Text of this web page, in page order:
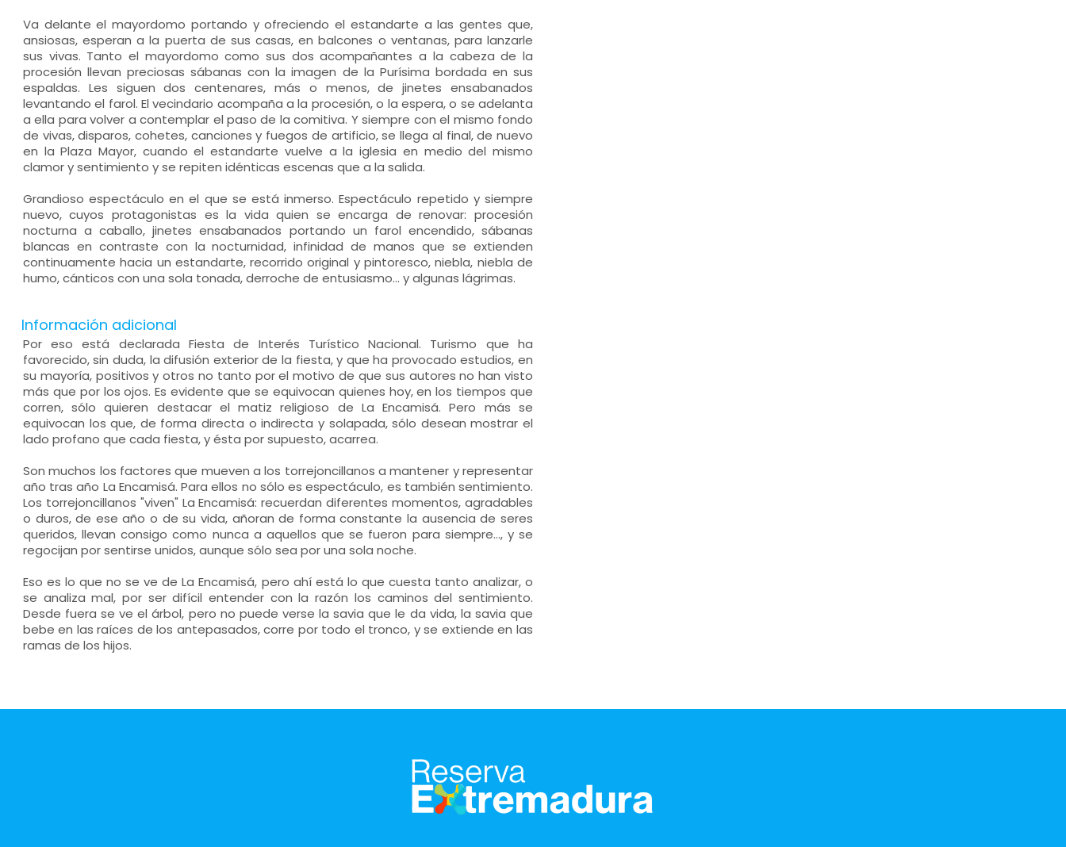
Va delante el mayordomo portando y ofreciendo el estandarte a las gentes que,
ansiosas, esperan a la puerta de sus casas, en balcones o ventanas, para lanzarle
sus vivas. Tanto el mayordomo como sus dos acompañantes a la cabeza de la
procesión llevan preciosas sábanas con la imagen de la Purísima bordada en sus
espaldas. Les siguen dos centenares, más o menos, de jinetes ensabanados
levantando el farol. El vecindario acompaña a la procesión, o la espera, o se adelanta
a ella para volver a contemplar el paso de la comitiva. Y siempre con el mismo fondo
de vivas, disparos, cohetes, canciones y fuegos de artificio, se llega al final, de nuevo
en la Plaza Mayor, cuando el estandarte vuelve a la iglesia en medio del mismo
clamor y sentimiento y se repiten idénticas escenas que a la salida.
Grandioso espectáculo en el que se está inmerso. Espectáculo repetido y siempre
nuevo, cuyos protagonistas es la vida quien se encarga de renovar: procesión
nocturna a caballo, jinetes ensabanados portando un farol encendido, sábanas
blancas en contraste con la nocturnidad, infinidad de manos que se extienden
continuamente hacia un estandarte, recorrido original y pintoresco, niebla, niebla de
humo, cánticos con una sola tonada, derroche de entusiasmo... y algunas lágrimas.
Información adicional
Por eso está declarada Fiesta de Interés Turístico Nacional. Turismo que ha
favorecido, sin duda, la difusión exterior de la fiesta, y que ha provocado estudios, en
su mayoría, positivos y otros no tanto por el motivo de que sus autores no han visto
más que por los ojos. Es evidente que se equivocan quienes hoy, en los tiempos que
corren, sólo quieren destacar el matiz religioso de La Encamisá. Pero más se
equivocan los que, de forma directa o indirecta y solapada, sólo desean mostrar el
lado profano que cada fiesta, y ésta por supuesto, acarrea.
Son muchos los factores que mueven a los torrejoncillanos a mantener y representar
año tras año La Encamisá. Para ellos no sólo es espectáculo, es también sentimiento.
Los torrejoncillanos "viven" La Encamisá: recuerdan diferentes momentos, agradables
o duros, de ese año o de su vida, añoran de forma constante la ausencia de seres
queridos, llevan consigo como nunca a aquellos que se fueron para siempre..., y se
regocijan por sentirse unidos, aunque sólo sea por una sola noche.
Eso es lo que no se ve de La Encamisá, pero ahí está lo que cuesta tanto analizar, o
se analiza mal, por ser difícil entender con la razón los caminos del sentimiento.
Desde fuera se ve el árbol, pero no puede verse la savia que le da vida, la savia que
bebe en las raíces de los antepasados, corre por todo el tronco, y se extiende en las
ramas de los hijos.